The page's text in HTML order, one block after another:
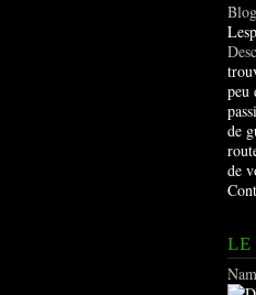
Blog
peu
de
de
LE